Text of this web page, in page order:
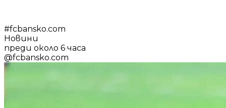
#fcbansko.com
Новини
преди около 6 часа
@fcbansko.com